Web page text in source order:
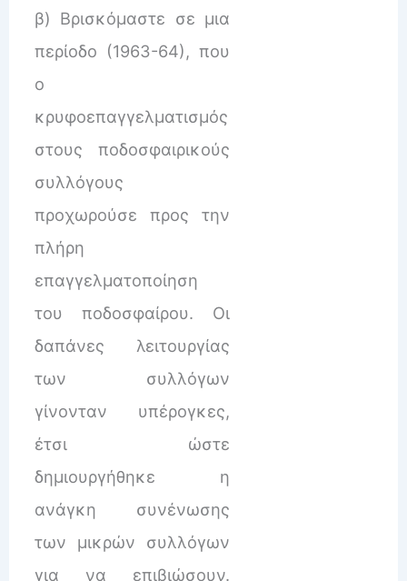
β) Βρισκόμαστε σε μια
περίοδο (1963-64), που
ο
κρυφοεπαγγελματισμός
στους ποδοσφαιρικούς
συλλόγους
προχωρούσε προς την
πλήρη
επαγγελματοποίηση
του ποδοσφαίρου. Οι
δαπάνες λειτουργίας
των συλλόγων
γίνονταν υπέρογκες,
έτσι ώστε
δημιουργήθηκε η
ανάγκη συνένωσης
των μικρών συλλόγων
για να επιβιώσουν.